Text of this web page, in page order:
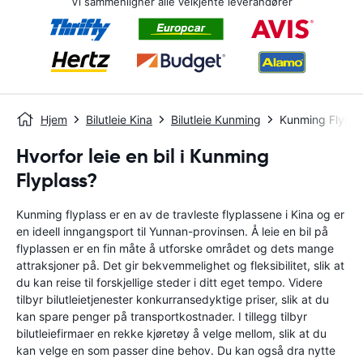
Hjem Bilutleie Kina Bilutleie Kunming Kunming
Hvorfor leie en bil i Kunming
Flyplass?
Kunming flyplass er en av de travleste flyplassene i Kina og er
en ideell inngangsport til Yunnan-provinsen. Å leie en bil på
flyplassen er en fin måte å utforske området og dets mange
attraksjoner på. Det gir bekvemmelighet og fleksibilitet, slik at
du kan reise til forskjellige steder i ditt eget tempo. Videre
tilbyr bilutleietjenester konkurransedyktige priser, slik at du
kan spare penger på transportkostnader. I tillegg tilbyr
bilutleiefirmaer en rekke kjøretøy å velge mellom, slik at du
kan velge en som passer dine behov. Du kan også dra nytte